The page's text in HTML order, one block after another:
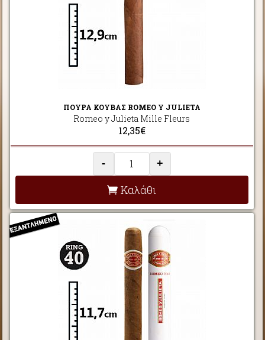
ΠΟΥΡΑ ΚΟΥΒΑΣ ROMEO Y JULIETA
Romeo y Julieta Mille Fleurs
12,35€
- +
Καλάθι